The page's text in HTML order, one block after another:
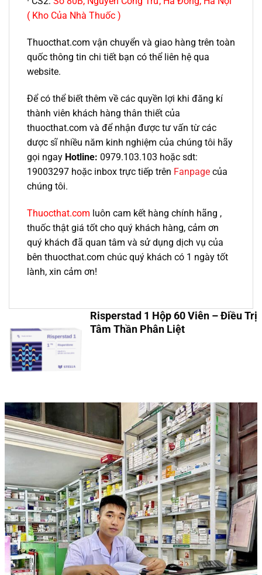
( Kho Của Nhà Thuốc )
Thuocthat.com vận chuyển và giao hàng trên toàn
quốc thông tin chi tiết bạn có thể liên hệ qua
website.
Để có thể biết thêm về các quyền lợi khi đăng kí
thành viên khách hàng thân thiết của
thuocthat.com và để nhận được tư vấn từ các
dược sĩ nhiều năm kinh nghiệm của chúng tôi hãy
gọi ngay Hotline: 0979.103.103 hoặc sdt:
19003297 hoặc inbox trực tiếp trên Fanpage của
chúng tôi.
Thuocthat.com luôn cam kết hàng chính hãng ,
thuốc thật giá tốt cho quý khách hàng, cảm ơn
quý khách đã quan tâm và sử dụng dịch vụ của
bên thuocthat.com chúc quý khách có 1 ngày tốt
lành, xin cảm ơn!
Risperstad 1 Hộp 60 Viên – Điều Trị
Tâm Thần Phân Liệt